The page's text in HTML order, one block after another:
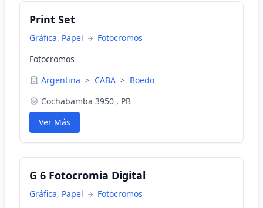
Print Set
Gráfica, Papel
Fotocromos
Fotocromos
Argentina > CABA > Boedo
Cochabamba 3950 , PB
Ver Más
G 6 Fotocromia Digital
Gráfica, Papel
Fotocromos